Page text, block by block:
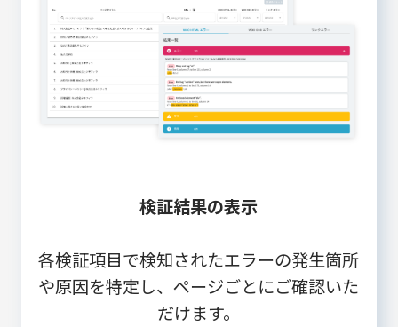
検証結果の表示
各検証項目で検知されたエラーの発生箇所
や原因を特定し、ページごとにご確認いた
だけます。